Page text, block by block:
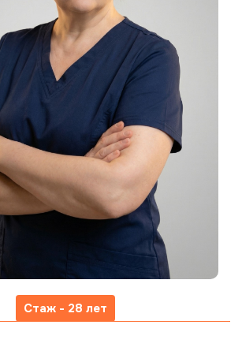
Стаж - 28 лет